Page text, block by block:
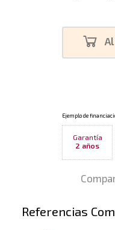
Garantía
2 años
Referencias